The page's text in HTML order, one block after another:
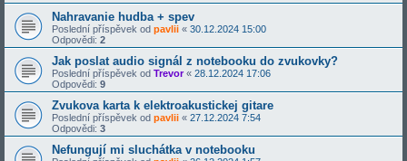
Nahravanie hudba + spev
Poslední příspěvek od pavlii « 30.12.2024 15:00
Odpovědi: 2
Jak poslat audio signál z notebooku do zvukovky?
Poslední příspěvek od Trevor« 28.12.2024 17:06
Odpovědi: 9
Zvukova karta k elektroakustickej gitare
Poslední příspěvek od pavlii « 27.12.2024 7:54
Odpovědi: 3
Nefungují mi sluchátka v notebooku